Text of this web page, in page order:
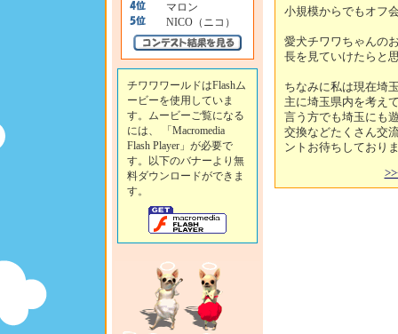
マロン
NICO（ニコ）
チワワワールドはFlashム
ービーを使用していま
す。ムービーご覧になる
には、 「Macromedia
Flash Player」が必要で
す。以下のバナーより無
料ダウンロードができま
す。
小規模からでもオフ
愛犬チワワちゃんの
長を見ていけたらと
ちなみに私は現在埼
主に埼玉県内を考え
言う方でも埼玉にも
交換などたくさん交
ントお待ちしており